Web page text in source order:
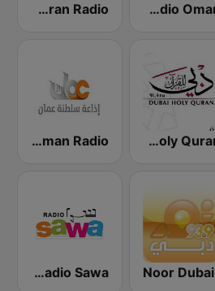
Quran Radio Oman Quran Radio اذاعة القرآن الكريم - الرياض
Dubay Holy Quran Radio Sultanate of Oman Radio راديو إذاعة سلطنة عُمان
Noor Dubai Radio Sawa (راديو سوا)